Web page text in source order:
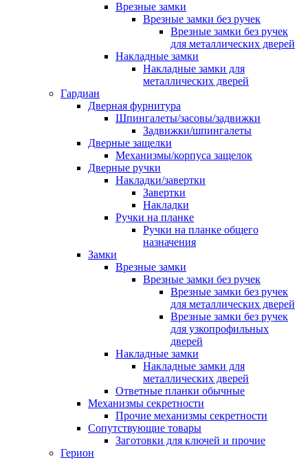
Врезные замки
Врезные замки без ручек
Врезные замки без ручек
для металлических дверей
Накладные замки
Накладные замки для
металлических дверей
Гардиан
Дверная фурнитура
Шпингалеты/засовы/задвижки
Задвижки/шпингалеты
Дверные защелки
Механизмы/корпуса защелок
Дверные ручки
Накладки/завертки
Завертки
Накладки
Ручки на планке
Ручки на планке общего
назначения
Замки
Врезные замки
Врезные замки без ручек
Врезные замки без ручек
для металлических дверей
Врезные замки без ручек
для узкопрофильных
дверей
Накладные замки
Накладные замки для
металлических дверей
Ответные планки обычные
Механизмы секретности
Прочие механизмы секретности
Сопутствующие товары
Заготовки для ключей и прочие
Герион